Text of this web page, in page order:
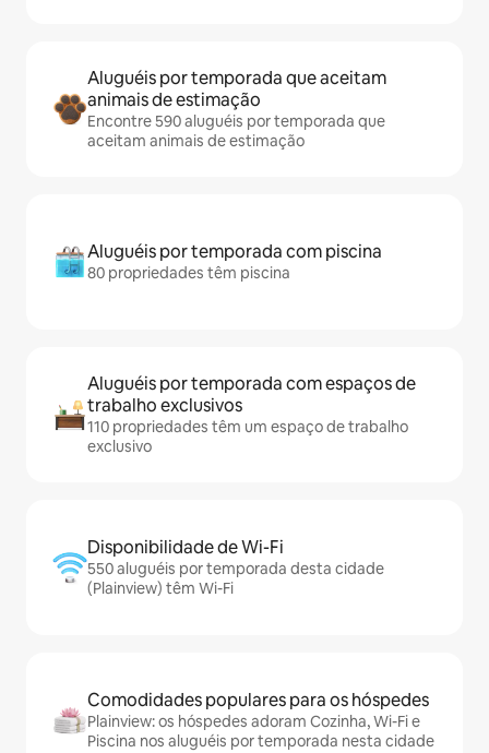
Aluguéis por temporada que aceitam
animais de estimação
Encontre 590 aluguéis por temporada que
aceitam animais de estimação
Aluguéis por temporada com piscina
80 propriedades têm piscina
Aluguéis por temporada com espaços de
trabalho exclusivos
110 propriedades têm um espaço de trabalho
exclusivo
Disponibilidade de Wi-Fi
550 aluguéis por temporada desta cidade
(Plainview) têm Wi-Fi
Comodidades populares para os hóspedes
Plainview: os hóspedes adoram Cozinha, Wi-Fi e
Piscina nos aluguéis por temporada nesta cidade